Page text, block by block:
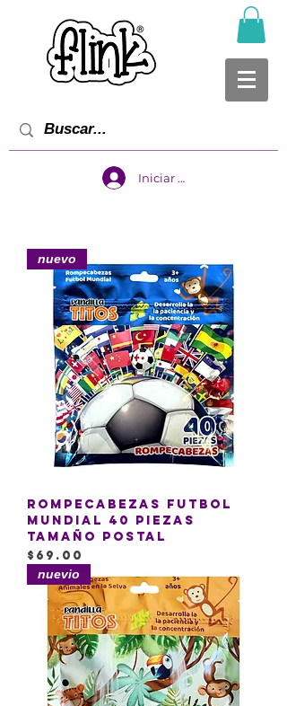
Iniciar sesión
nuevo
Rompecabezas Futbol
mundial 40 piezas
tamaño postal
Precio
$69.00
nuevio